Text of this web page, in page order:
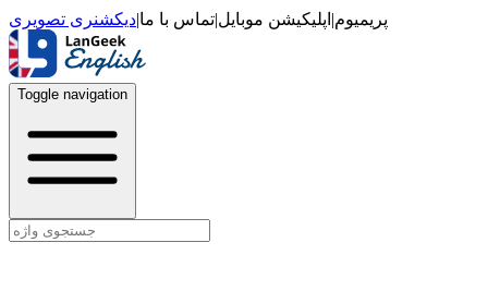
پریمیوم| اپلیکیشن موبایل|تماس با ما|دیکشنری تصویری
Toggle navigation